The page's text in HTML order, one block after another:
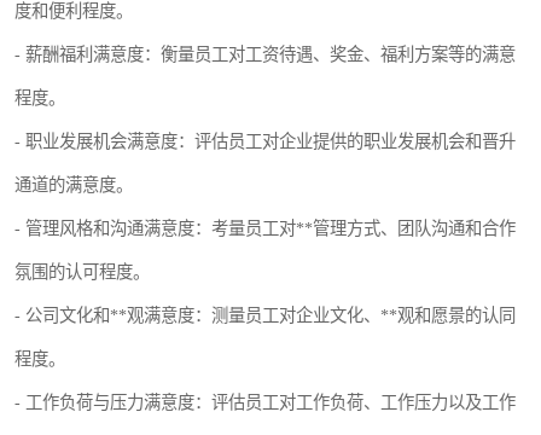
度和便利程度。
- 薪酬福利满意度：衡量员工对工资待遇、奖金、福利方案等的满意
程度。
- 职业发展机会满意度：评估员工对企业提供的职业发展机会和晋升
通道的满意度。
- 管理风格和沟通满意度：考量员工对**管理方式、团队沟通和合作
氛围的认可程度。
- 公司文化和**观满意度：测量员工对企业文化、**观和愿景的认同
程度。
- 工作负荷与压力满意度：评估员工对工作负荷、工作压力以及工作